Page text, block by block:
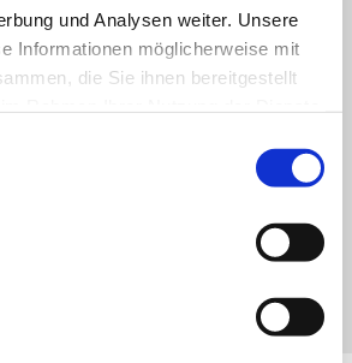
und Analysen weiter. Unsere
Informationen möglicherweise mit
die Sie ihnen bereitgestellt
Webseite weiterhin nutzen.
unser komplettes Spektrum an
werden nach den Original-Rezepturen Dr.
weltweit einmaligen Herstellungsverfahren
FSSC 22000 und stehen unter der Aufsicht